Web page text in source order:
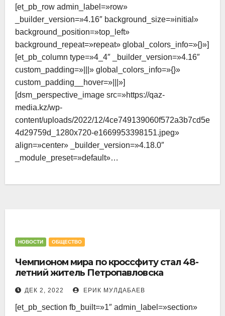
[et_pb_row admin_label=»row»
_builder_version=»4.16″ background_size=»initial»
background_position=»top_left»
background_repeat=»repeat» global_colors_info=»{}»]
[et_pb_column type=»4_4″ _builder_version=»4.16″
custom_padding=»|||» global_colors_info=»{}»
custom_padding__hover=»|||»]
[dsm_perspective_image src=»https://qaz-
media.kz/wp-
content/uploads/2022/12/4ce749139060f572a3b7cd5e
4d29759d_1280x720-e1669953398151.jpeg»
align=»center» _builder_version=»4.18.0″
_module_preset=»default»…
НОВОСТИ ОБЩЕСТВО
Чемпионом мира по кроссфиту стал 48-
летний житель Петропавловска
ДЕК 2, 2022 ЕРИК МУЛДАБАЕВ
[et_pb_section fb_built=»1″ admin_label=»section»